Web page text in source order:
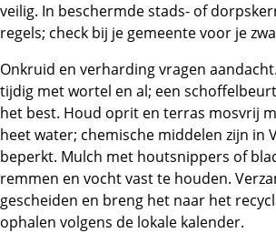
veilig. In beschermde stads- of
regels; check bij je gemeente voor je
Onkruid en verharding vragen
tijdig met wortel en al; een
het best. Houd oprit en terras mosvrij
heet water; chemische middelen zijn in
beperkt. Mulch met houtsnippers of
remmen en vocht vast te houden.
gescheiden en breng het naar het
ophalen volgens de lokale kalender.